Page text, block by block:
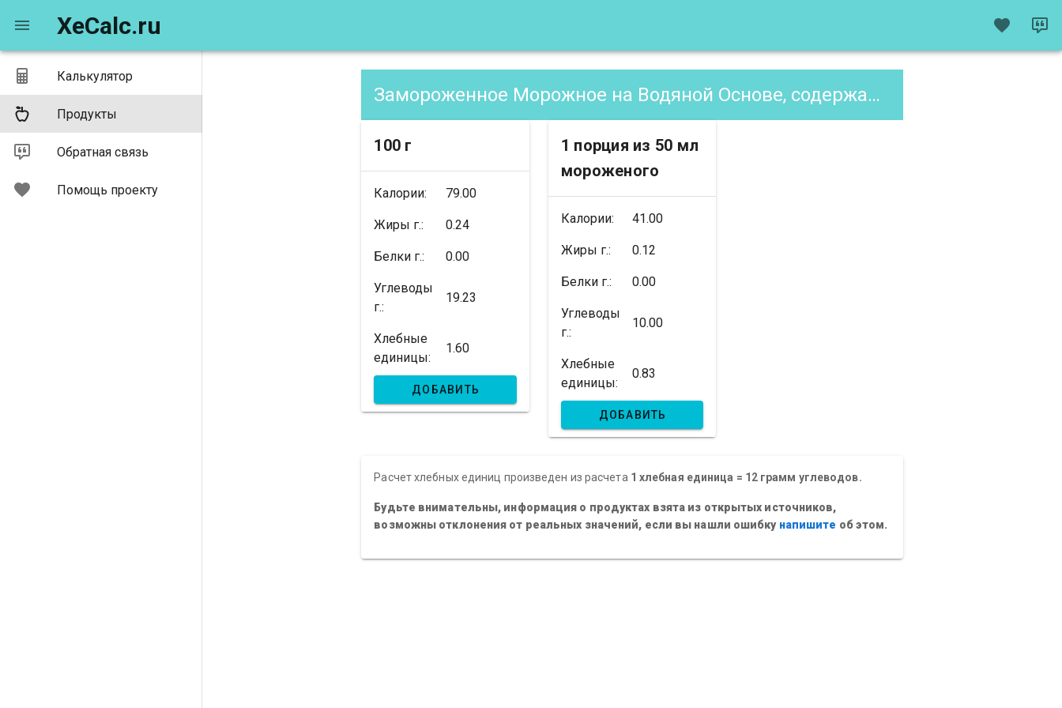
Калькулятор
Продукты
Обратная связь
Помощь проекту
XeCalc.ru
Замороженное Морожное на Водяной Основе, содержание XE
100 г
Калории: 79.00
Жиры г.: 0.24
Белки г.: 0.00
Углеводы
г.:
19.23
Хлебные
единицы:
1.60
ДОБАВИТЬ
1 порция из 50 мл
мороженого
Калории: 41.00
Жиры г.: 0.12
Белки г.: 0.00
Углеводы
г.:
10.00
Хлебные
единицы:
0.83
ДОБАВИТЬ
Расчет хлебных единиц произведен из расчета 1 хлебная единица = 12 грамм углеводов.
Будьте внимательны, информация о продуктах взята из открытых источников,
возможны отклонения от реальных значений, если вы нашли ошибку напишите об этом.